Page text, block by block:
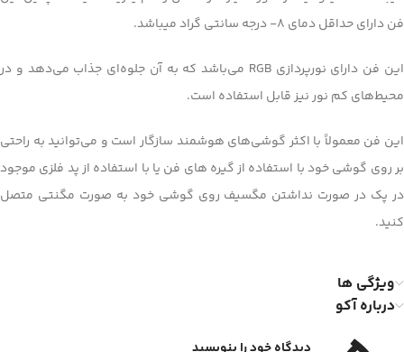
فن دارای حداقل دمای 8- درجه سانتی گراد میباشد.
این فن دارای نورپردازی RGB می‌باشد که به آن جلوه‌ای جذاب می‌دهد و در
محیط‌های کم نور نیز قابل استفاده است.
این فن معمولاً با اکثر گوشی‌های هوشمند سازگار است و می‌توانید به راحتی
بر روی گوشی خود با استفاده از گیره های فن یا با استفاده از پد فلزی موجود
در پک در صورت نداشتن مگسیف روی گوشی خود به صورت مگنتی متصل
کنید.
ویژگی ها
درباره آکو